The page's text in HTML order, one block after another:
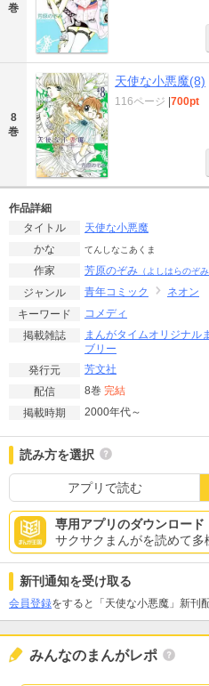
巻
8
巻
天使な小悪魔(8)
116ページ 700pt
作品詳細
タイトル
天使な小悪魔
かな
てんしなこあくま
作家 芳原のぞみ （よしはらのぞみ
ジャンル 青年コミック
ネオン
キーワード
コメディ
掲載雑誌
まんがタイムオリジナル
ブリー
発行元
芳文社
配信
8巻 完結
掲載時期
2000年代～
読み方を選択
アプリで読む
専用アプリのダウンロード
サクサクまんがを読めて多
新刊通知を受け取る
会員登録をすると「天使な小悪魔」新刊
みんなのまんがレポ